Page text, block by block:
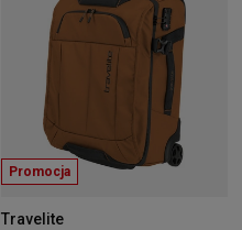
Promocja
Travelite